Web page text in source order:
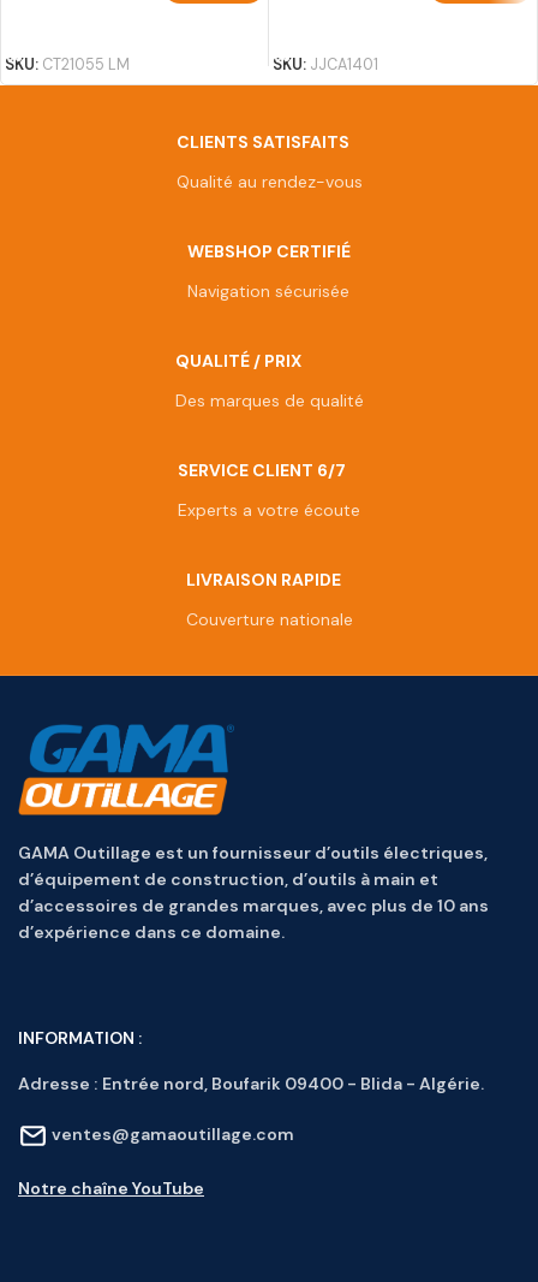
SKU: CT21055 LM SKU: JJCA1401
CLIENTS SATISFAITS
Qualité au rendez-vous
WEBSHOP CERTIFIÉ
Navigation sécurisée
QUALITÉ / PRIX
Des marques de qualité
SERVICE CLIENT 6/7
Experts a votre écoute
LIVRAISON RAPIDE
Couverture nationale
GAMA Outillage est un fournisseur d’outils électriques,
d’équipement de construction, d’outils à main et
d’accessoires de grandes marques, avec plus de 10 ans
d’expérience dans ce domaine.
INFORMATION :
Adresse : Entrée nord, Boufarik 09400 - Blida - Algérie.
ventes@gamaoutillage.com
Notre chaîne YouTube